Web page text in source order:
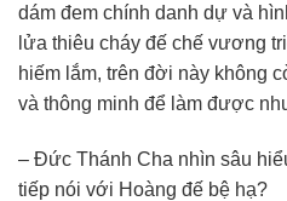
dám đem chính danh dự và
lửa thiêu cháy đế chế vương
hiếm lắm, trên đời này không
và thông minh để làm được
– Đức Thánh Cha nhìn sâu
tiếp nói với Hoàng đế bệ hạ?